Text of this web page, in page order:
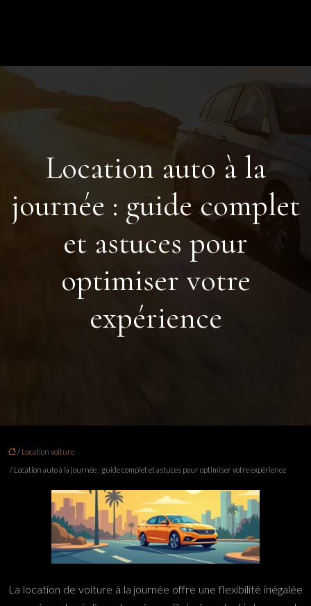
Location auto à la
journée : guide complet
et astuces pour
optimiser votre
expérience
/ Location voiture
/ Location auto à la journée : guide complet et astuces pour optimiser votre expérience
La location de voiture à la journée offre une flexibilité inégalée